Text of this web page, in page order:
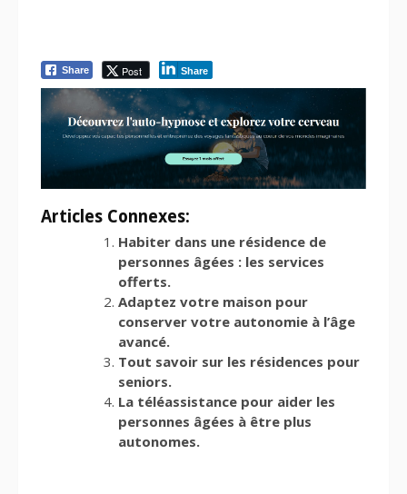
Share Post Share
Articles Connexes:
Habiter dans une résidence de
personnes âgées : les services
offerts.
Adaptez votre maison pour
conserver votre autonomie à l’âge
avancé.
Tout savoir sur les résidences pour
seniors.
La téléassistance pour aider les
personnes âgées à être plus
autonomes.